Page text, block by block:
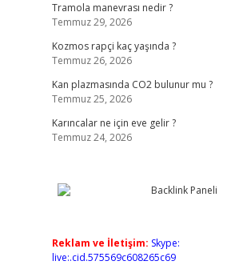
Tramola manevrası nedir ?
Temmuz 29, 2026
Kozmos rapçi kaç yaşında ?
Temmuz 26, 2026
Kan plazmasında CO2 bulunur mu ?
Temmuz 25, 2026
Karıncalar ne için eve gelir ?
Temmuz 24, 2026
Reklam ve İletişim: Skype:
live:.cid.575569c608265c69